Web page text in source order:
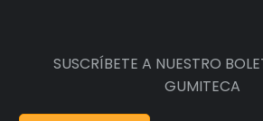
SUSCRÍBETE A NUESTRO
GUMITECA